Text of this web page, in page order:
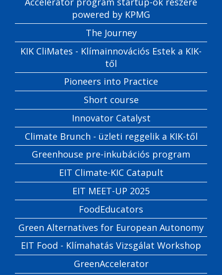
powered by KPMG
The Journey
KIK CliMates - Klímainnovációs Estek a KIK-
től
Pioneers into Practice
Short course
Innovator Catalyst
Climate Brunch - üzleti reggelik a KIK-től
Greenhouse pre-inkubációs program
EIT Climate-KIC Catapult
EIT MEET-UP 2025
FoodEducators
Green Alternatives for European Autonomy
EIT Food - Klímahatás Vizsgálat Workshop
GreenAccelerator